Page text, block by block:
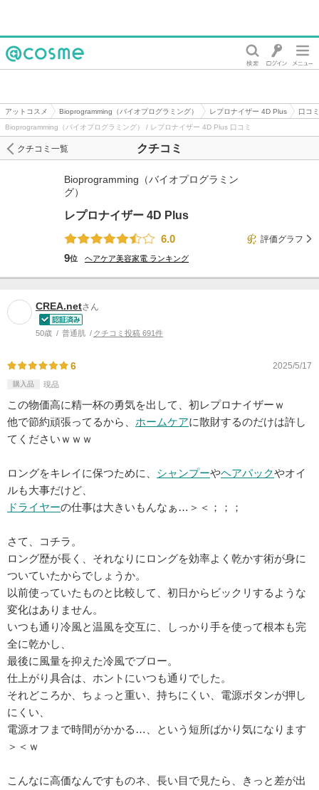
アットコスメ Bioprogramming（バイオプログラミング） レプロナイザー 4D Plus
口コ
Bioprogramming（バイオプログラミング） / レプロナイザー 4D Plus 口コミ
クチコミ
クチコミ一覧
Bioprogramming（バイオプログラミン
グ）
レプロナイザー 4D Plus
6.0
評価グラフ
9位 ヘアケア美容家電 ランキング
CREA.netさん
50歳 普通肌 クチコミ投稿 691件
6 2025/5/17
購入品 現品
この物価高に精一杯の勇気を出して、初レプロナイザーｗ
他で節約頑張ってるから、 ホームケアに散財するのだけは許し
てくださいｗｗｗ
ロングをキレイに保つために、 シャンプーやヘアパックやオイ
ルも大事だけど、
ドライヤーの仕事は大きいもんなぁ…＞＜；；；
さて、コチラ。
ロング歴が長く、それなりにロングを効率よく乾かす術が身に
ついていたからでしょうか。
以前使っていたものと比較して、初日からビックリするような
変化はありません。
いつも通り冷風と温風を交互に、しっかり手を使って根本も完
全に乾かし、
最後に風量を抑えた冷風でブロー。
仕上がり具合は、ホントにいつも通りでした。
それどころか、ちょっと重い、持ちにくい、電源ボタンが押し
にくい、
電源オフまで時間がかかる…、という短所ばかり気になります
＞＜ｗ
こんなに高価なんですものネ、長い目で見たら、きっと差が出